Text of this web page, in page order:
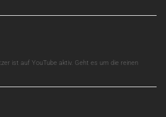
ist auf YouTube aktiv. Geht es um die reinen